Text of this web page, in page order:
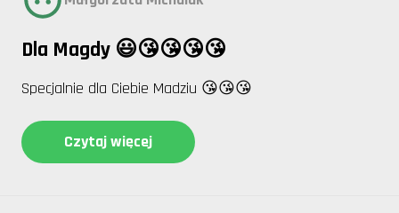
Dla Magdy 😃😘😘😘😘
Specjalnie dla Ciebie Madziu 😘😘😘
Czytaj więcej